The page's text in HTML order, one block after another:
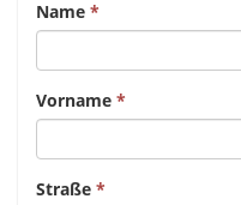
Name
Vorname
Straße